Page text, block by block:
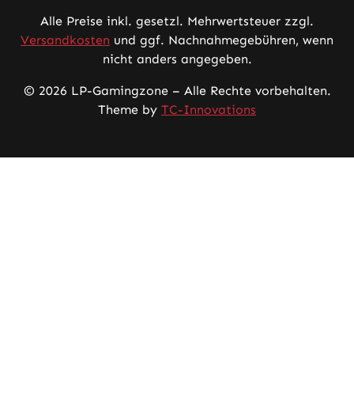
Alle Preise inkl. gesetzl. Mehrwertsteuer zzgl.
Versandkosten und ggf. Nachnahmegebühren, wenn
nicht anders angegeben.
© 2026 LP-Gamingzone – Alle Rechte vorbehalten.
Theme by TC-Innovations